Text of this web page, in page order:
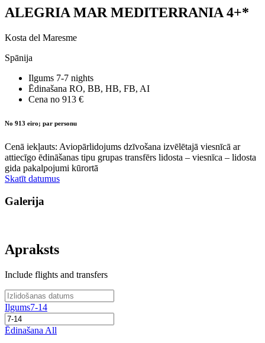
ALEGRIA MAR MEDITERRANIA 4+*
Kosta del Maresme
Spānija
Ilgums 7-7 nights
Ēdinašana RO, BB, HB, FB, AI
Cena no 913 €
No 913 eiro; par personu
Cenā iekļauts: Aviopārlidojums dzīvošana izvēlētajā viesnīcā ar
attiecīgo ēdināšanas tipu grupas transfērs lidosta – viesnīca – lidosta
gida pakalpojumi kūrortā
Skatīt datumus
Galerija
Apraksts
Include flights and transfers
Ilgums7-14
Ēdinašana All